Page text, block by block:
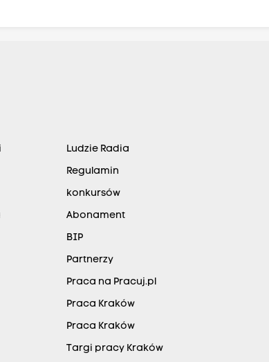
Ludzie Radia
Regulamin
konkursów
Abonament
BIP
Partnerzy
Praca na Pracuj.pl
Praca Kraków
Praca Kraków
Targi pracy Kraków